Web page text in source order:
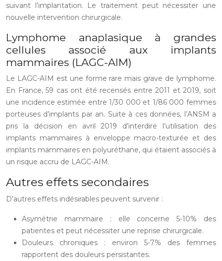
suivant l’implantation. Le traitement peut nécessiter une
nouvelle intervention chirurgicale.
Lymphome anaplasique à grandes
cellules associé aux implants
mammaires (LAGC-AIM)
Le LAGC-AIM est une forme rare mais grave de lymphome.
En France, 59 cas ont été recensés entre 2011 et 2019, soit
une incidence estimée entre 1/30 000 et 1/86 000 femmes
porteuses d’implants par an. Suite à ces données, l’ANSM a
pris la décision en avril 2019 d’interdire l’utilisation des
implants mammaires à enveloppe macro-texturée et des
implants mammaires en polyuréthane, qui étaient associés à
un risque accru de LAGC-AIM.
Autres effets secondaires
D’autres effets indésirables peuvent survenir :
Asymétrie mammaire : elle concerne 5-10% des
patientes et peut nécessiter une reprise chirurgicale.
Douleurs chroniques : environ 5-7% des femmes
rapportent des douleurs persistantes.